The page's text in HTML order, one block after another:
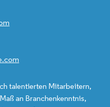
talentierten Mitarbeitern,
an Branchenkenntnis,